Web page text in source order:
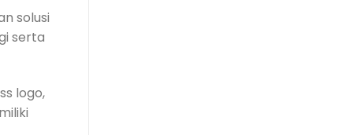
solusi
serta
logo,